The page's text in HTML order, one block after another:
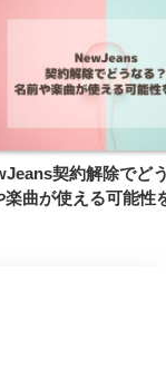
契約解除でど
楽曲が使える可能性